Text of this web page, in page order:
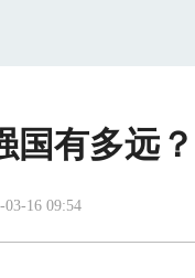
国有多远？
03-16 09:54